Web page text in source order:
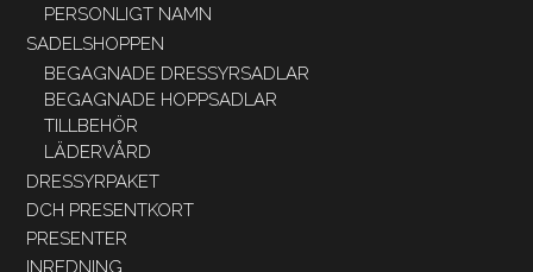
PERSONLIGT NAMN
SADELSHOPPEN
BEGAGNADE DRESSYRSADLAR
BEGAGNADE HOPPSADLAR
TILLBEHÖR
LÄDERVÅRD
DRESSYRPAKET
DCH PRESENTKORT
PRESENTER
INREDNING